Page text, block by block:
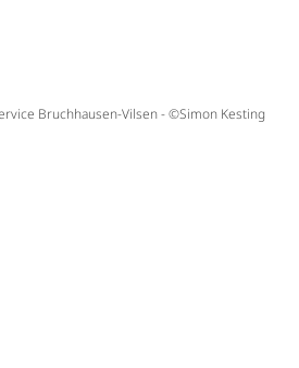
Bruchhausen-Vilsen - ©Simon Kesting